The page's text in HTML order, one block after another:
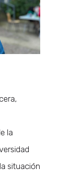
la
situación